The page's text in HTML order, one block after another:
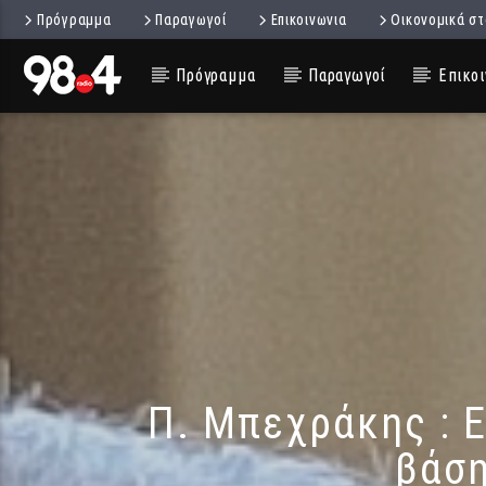
Πρόγραμμα Παραγωγοί Επικοινωνια Οικονομικά
Πρόγραμμα Παραγωγοί
Π. Μπεχράκης :